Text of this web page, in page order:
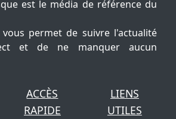
est le média de référence du
permet de suivre l'actualité
et de ne manquer aucun
ACCÈS
RAPIDE
LIENS
UTILES